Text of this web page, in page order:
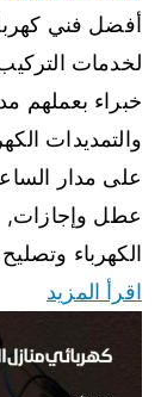
أفضل فني
لخدمات
خبراء بعملهم
والتمديدات
على مدار
الكهرباء
اقرأ المزيد